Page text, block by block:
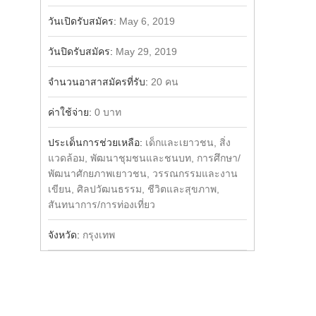
วันเปิดรับสมัคร: May 6, 2019
วันปิดรับสมัคร: May 29, 2019
จำนวนอาสาสมัครที่รับ: 20 คน
ค่าใช้จ่าย: 0 บาท
ประเด็นการช่วยเหลือ: เด็กและเยาวชน, สิ่ง
แวดล้อม, พัฒนาชุมชนและชนบท, การศึกษา/
พัฒนาศักยภาพเยาวชน, วรรณกรรมและงาน
เขียน, ศิลปวัฒนธรรม, ชีวิตและสุขภาพ,
สันทนาการ/การท่องเที่ยว
จังหวัด: กรุงเทพ